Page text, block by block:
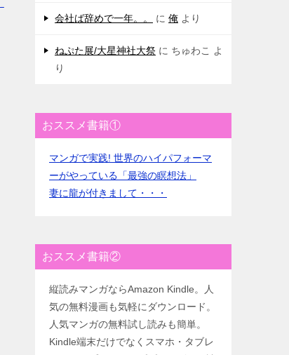
会社ば辞めで一年。。 に 俺 より
ねぷた展/大星神社大祭 に ちゅわこ
よ
り
おススメ書籍①
マンガで実践! 世界のハイパフォーマ
ーがやっている「最強の瞑想法」
妻に龍が付きまして・・・
おススメ書籍②
縦読みマンガならAmazon Kindle。人
気の無料漫画も気軽にダウンロード。
人気マンガの無料試し読みも簡単。
Kindle端末だけでなくスマホ・タブレ